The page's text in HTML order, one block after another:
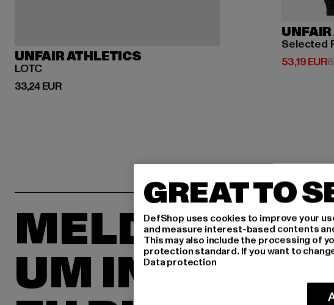
UNFAIR ATHLETICS
LOTC
33,24 EUR
Derzeitiger Preis: 33,24 EUR
Selected
53,19 EUR
Derzeitiger
MELDE DICH
UM
GREAT TO
DefShop uses cookies to improve your
and measure interest-based contents
This may also include the processing of
protection standard. If you want to
Data protection